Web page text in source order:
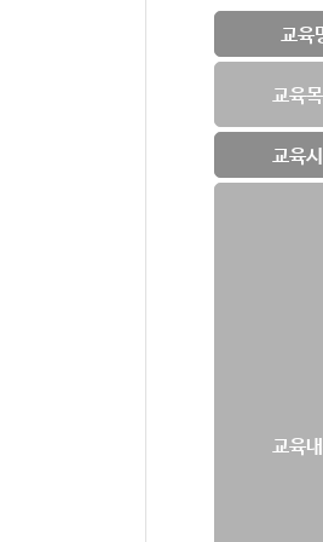
교육
교육
교육
교육